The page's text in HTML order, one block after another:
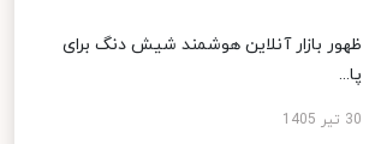
ظهور بازار آنلاین هوشمند شیش دنگ برای
پا...
30 تیر 1405